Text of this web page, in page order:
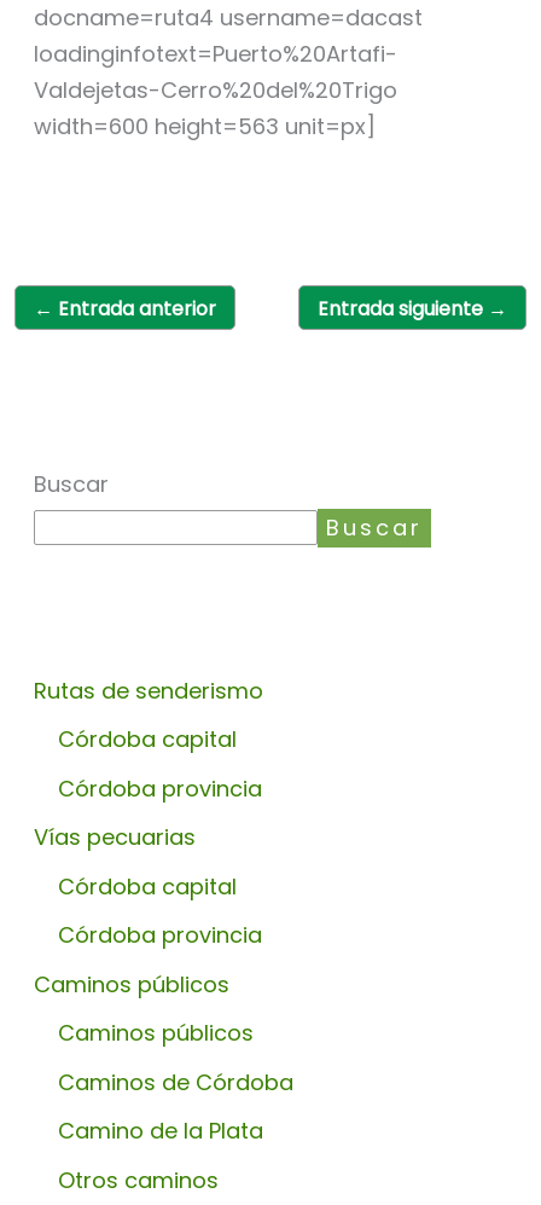
docname=ruta4 username=dacast
loadinginfotext=Puerto%20Artafi-
Valdejetas-Cerro%20del%20Trigo
width=600 height=563 unit=px]
← Entrada anterior Entrada siguiente →
Buscar
Buscar
Rutas de senderismo
Córdoba capital
Córdoba provincia
Vías pecuarias
Córdoba capital
Córdoba provincia
Caminos públicos
Caminos públicos
Caminos de Córdoba
Camino de la Plata
Otros caminos